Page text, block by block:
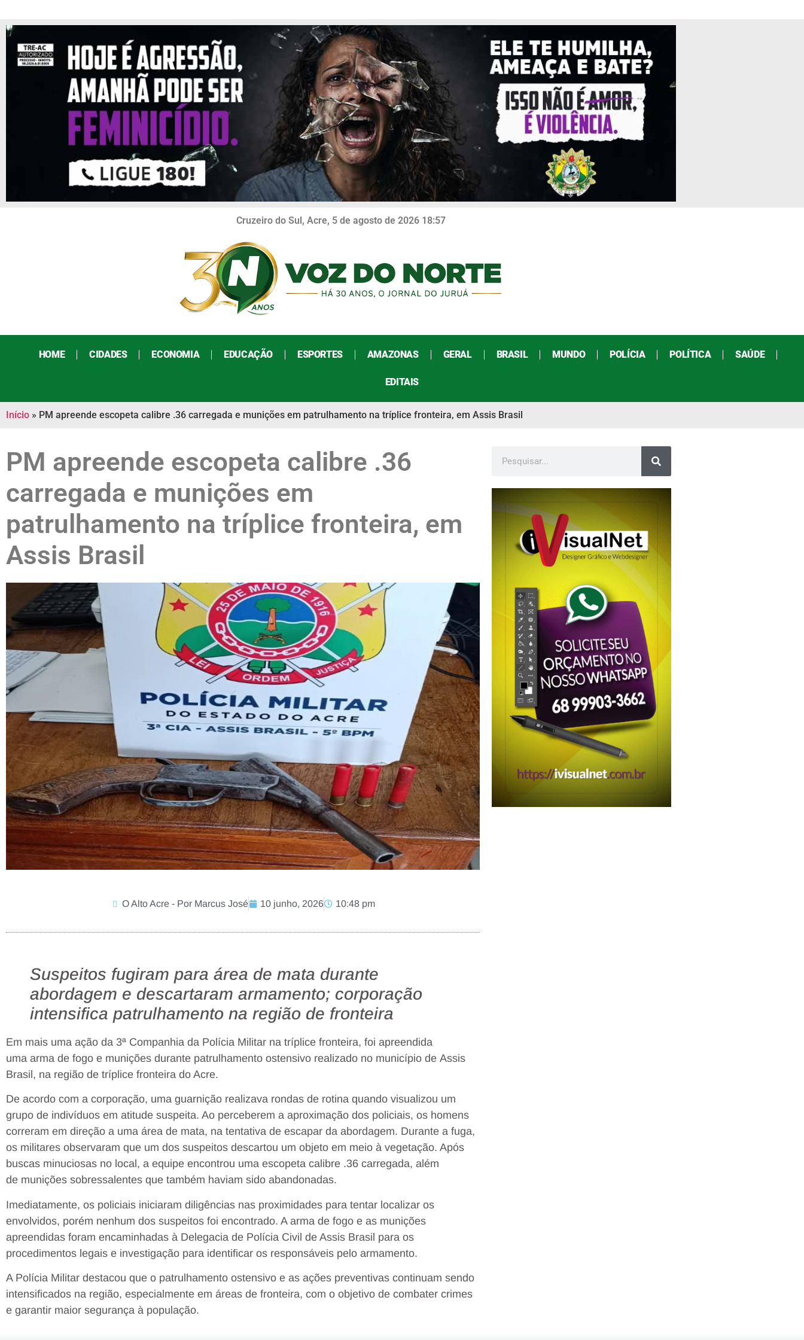
Cruzeiro do Sul, Acre, 5 de agosto de 2026 18:57
HOME CIDADES ECONOMIA EDUCAÇÃO ESPORTES AMAZONAS GERAL BRASIL MUNDO POLÍCIA POLÍTICA SAÚDE
EDITAIS
Início » PM apreende escopeta calibre .36 carregada e munições em patrulhamento na tríplice fronteira, em Assis Brasil
PM apreende escopeta calibre .36
carregada e munições em
patrulhamento na tríplice fronteira, em
Assis Brasil
O Alto Acre - Por Marcus José 10 junho, 2026 10:48 pm
Suspeitos fugiram para área de mata durante
abordagem e descartaram armamento; corporação
intensifica patrulhamento na região de fronteira
Em mais uma ação da 3ª Companhia da Polícia Militar na tríplice fronteira, foi apreendida
uma arma de fogo e munições durante patrulhamento ostensivo realizado no município de Assis
Brasil, na região de tríplice fronteira do Acre.
De acordo com a corporação, uma guarnição realizava rondas de rotina quando visualizou um
grupo de indivíduos em atitude suspeita. Ao perceberem a aproximação dos policiais, os homens
correram em direção a uma área de mata, na tentativa de escapar da abordagem. Durante a fuga,
os militares observaram que um dos suspeitos descartou um objeto em meio à vegetação. Após
buscas minuciosas no local, a equipe encontrou uma escopeta calibre .36 carregada, além
de munições sobressalentes que também haviam sido abandonadas.
Imediatamente, os policiais iniciaram diligências nas proximidades para tentar localizar os
envolvidos, porém nenhum dos suspeitos foi encontrado. A arma de fogo e as munições
apreendidas foram encaminhadas à Delegacia de Polícia Civil de Assis Brasil para os
procedimentos legais e investigação para identificar os responsáveis pelo armamento.
A Polícia Militar destacou que o patrulhamento ostensivo e as ações preventivas continuam sendo
intensificados na região, especialmente em áreas de fronteira, com o objetivo de combater crimes
e garantir maior segurança à população.